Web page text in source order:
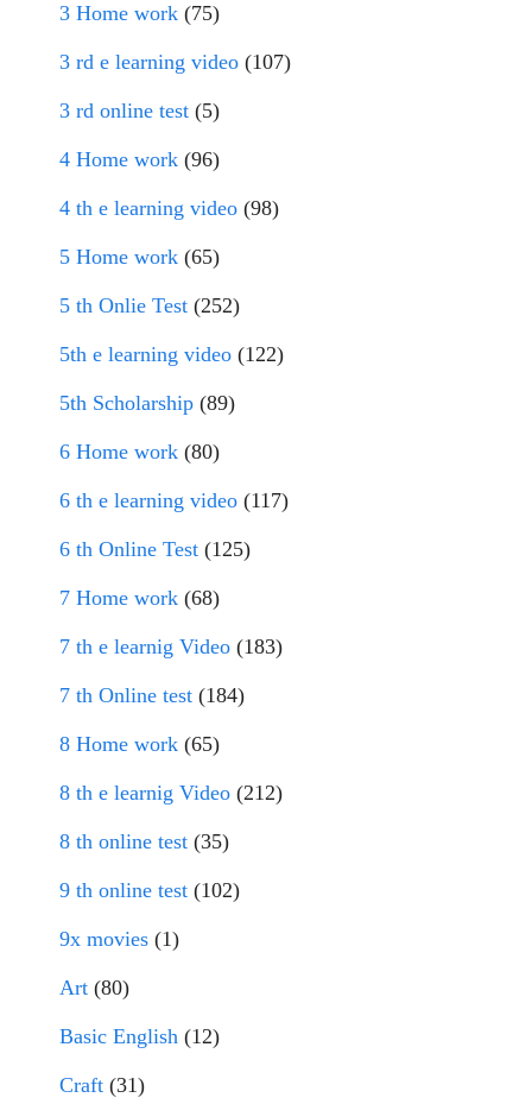
3 Home work (75)
3 rd e learning video (107)
3 rd online test (5)
4 Home work (96)
4 th e learning video (98)
5 Home work (65)
5 th Onlie Test (252)
5th e learning video (122)
5th Scholarship (89)
6 Home work (80)
6 th e learning video (117)
6 th Online Test (125)
7 Home work (68)
7 th e learnig Video (183)
7 th Online test (184)
8 Home work (65)
8 th e learnig Video (212)
8 th online test (35)
9 th online test (102)
9x movies (1)
Art (80)
Basic English (12)
Craft (31)